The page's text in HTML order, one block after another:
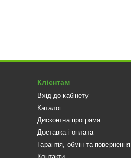
Клієнтам
Вхід до кабінету
Каталог
Дисконтна програма
Доставка і оплата
Гарантія, обмін та повернення